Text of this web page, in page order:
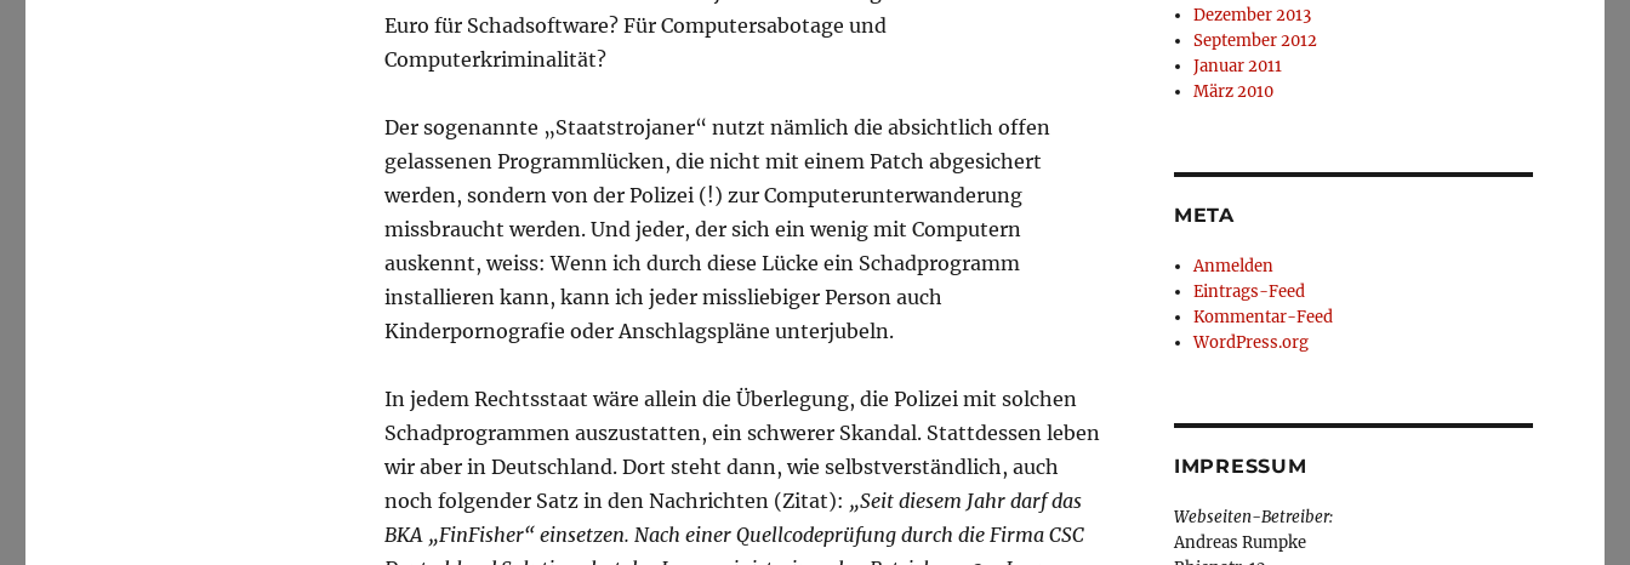
Euro für Schadsoftware? Für Computersabotage und
Computerkriminalität?
Der sogenannte „Staatstrojaner“ nutzt nämlich die absichtlich offen
gelassenen Programmlücken, die nicht mit einem Patch abgesichert
werden, sondern von der Polizei (!) zur Computerunterwanderung
missbraucht werden. Und jeder, der sich ein wenig mit Computern
auskennt, weiss: Wenn ich durch diese Lücke ein Schadprogramm
installieren kann, kann ich jeder missliebiger Person auch
Kinderpornografie oder Anschlagspläne unterjubeln.
In jedem Rechtsstaat wäre allein die Überlegung, die Polizei mit solchen
Schadprogrammen auszustatten, ein schwerer Skandal. Stattdessen leben
wir aber in Deutschland. Dort steht dann, wie selbstverständlich, auch
noch folgender Satz in den Nachrichten (Zitat): „Seit diesem Jahr darf das
BKA „FinFisher“ einsetzen. Nach einer Quellcodeprüfung durch die Firma CSC
Dezember 2013
September 2012
Januar 2011
März 2010
META
Anmelden
Eintrags-Feed
Kommentar-Feed
WordPress.org
IMPRESSUM
Webseiten-Betreiber:
Andreas Rumpke